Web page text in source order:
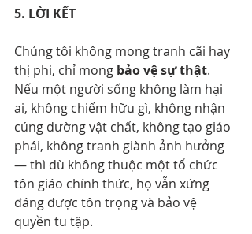
5. LỜI KẾT
Chúng tôi không mong tranh cãi hay
thị phi, chỉ mong bảo vệ sự thật.
Nếu một người sống không làm hại
ai, không chiếm hữu gì, không nhận
cúng dường vật chất, không tạo giáo
phái, không tranh giành ảnh hưởng
— thì dù không thuộc một tổ chức
tôn giáo chính thức, họ vẫn xứng
đáng được tôn trọng và bảo vệ
quyền tu tập.